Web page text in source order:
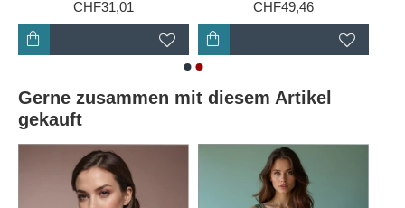
CHF31,01
CHF49,46
Gerne zusammen mit diesem Artikel
gekauft